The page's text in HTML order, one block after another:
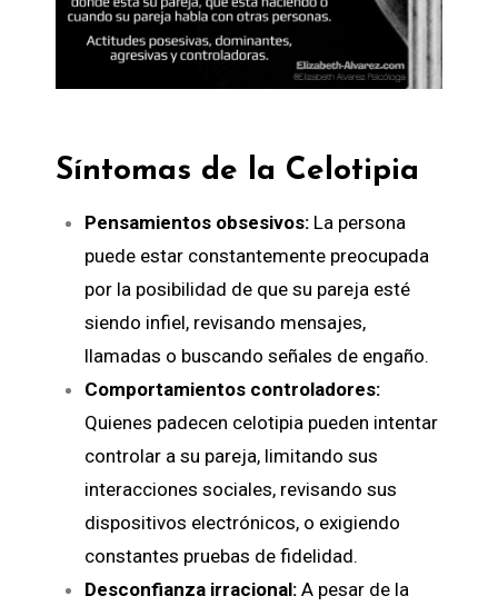
Síntomas de la Celotipia
Pensamientos obsesivos: La persona
puede estar constantemente preocupada
por la posibilidad de que su pareja esté
siendo infiel, revisando mensajes,
llamadas o buscando señales de engaño.
Comportamientos controladores:
Quienes padecen celotipia pueden intentar
controlar a su pareja, limitando sus
interacciones sociales, revisando sus
dispositivos electrónicos, o exigiendo
constantes pruebas de fidelidad.
Desconfianza irracional: A pesar de la